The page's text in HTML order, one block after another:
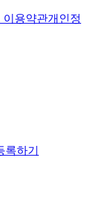
이용약관개인정
록하기